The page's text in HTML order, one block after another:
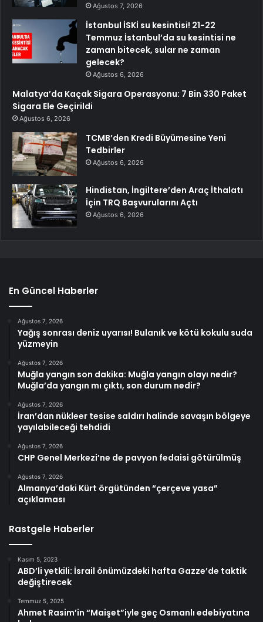
Ağustos 7, 2026
İstanbul İSKİ su kesintisi! 21-22
Temmuz İstanbul’da su kesintisi ne
zaman bitecek, sular ne zaman
gelecek?
Ağustos 6, 2026
Malatya’da Kaçak Sigara Operasyonu: 7 Bin 330 Paket
Sigara Ele Geçirildi
Ağustos 6, 2026
TCMB’den Kredi Büyümesine Yeni
Tedbirler
Ağustos 6, 2026
Hindistan, İngiltere’den Araç İthalatı
İçin TRQ Başvurularını Açtı
Ağustos 6, 2026
En Güncel Haberler
Ağustos 7, 2026
Yağış sonrası deniz uyarısı! Bulanık ve kötü kokulu suda
yüzmeyin
Ağustos 7, 2026
Muğla yangın son dakika: Muğla yangın olayı nedir?
Muğla’da yangın mı çıktı, son durum nedir?
Ağustos 7, 2026
İran’dan nükleer tesise saldırı halinde savaşın bölgeye
yayılabileceği tehdidi
Ağustos 7, 2026
CHP Genel Merkezi’ne de pavyon fedaisi götürülmüş
Ağustos 7, 2026
Almanya’daki Kürt örgütünden “çerçeve yasa”
açıklaması
Rastgele Haberler
Kasım 5, 2023
ABD’li yetkili: İsrail önümüzdeki hafta Gazze’de taktik
değiştirecek
Temmuz 5, 2025
Ahmet Rasim’in “Maişet”iyle geç Osmanlı edebiyatına